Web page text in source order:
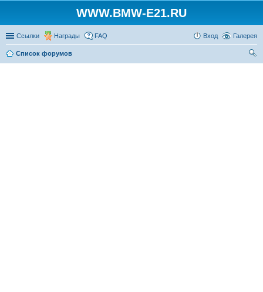
WWW.BMW-E21.RU
Ссылки Награды Галерея
FAQ Вход
Список форумов